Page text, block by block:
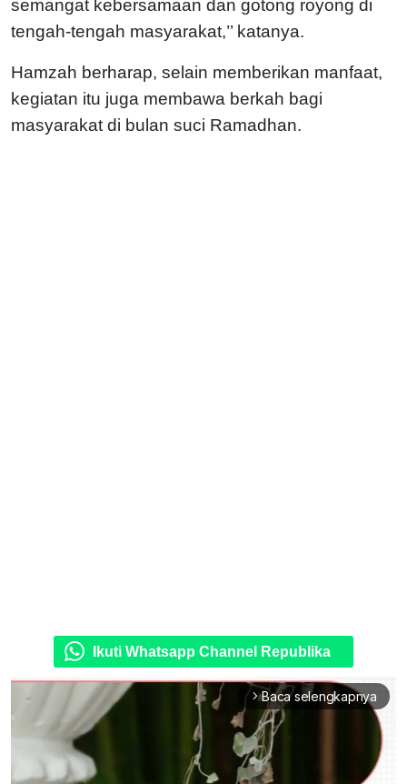
semangat kebersamaan dan gotong royong di
tengah-tengah masyarakat,’’ katanya.
Hamzah berharap, selain memberikan manfaat,
kegiatan itu juga membawa berkah bagi
masyarakat di bulan suci Ramadhan.
Ikuti Whatsapp Channel Republika
arrow_forward_ios Baca selengkapnya